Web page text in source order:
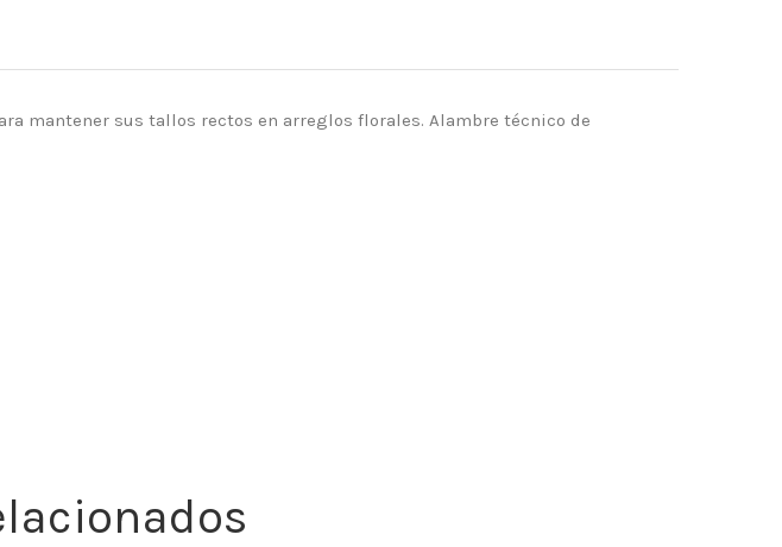
mantener sus tallos rectos en arreglos florales. Alambre técnico de